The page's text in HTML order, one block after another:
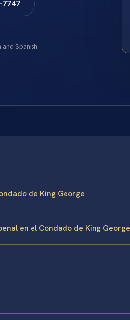
7747
and Spanish
de King George
en el Condado de King George